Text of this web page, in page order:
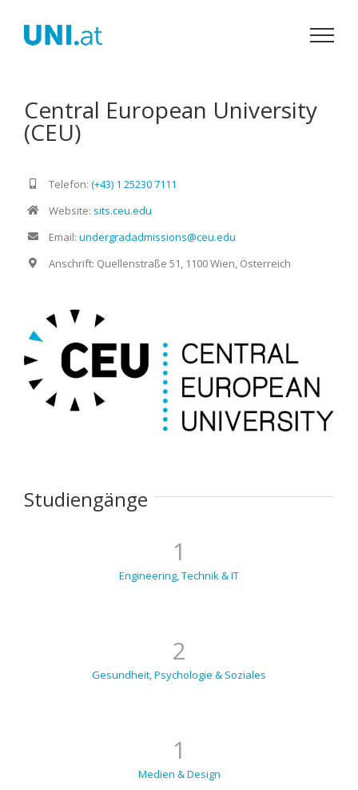
Inhalt
springen
Central European University
(CEU)
Telefon:(+43) 1 25230 7111
Website: sits.ceu.edu
Email:undergradadmissions@ceu.edu
Anschrift: Quellenstraße 51, 1100 Wien, Österreich
Studiengänge
1
Engineering, Technik & IT
2
Gesundheit, Psychologie & Soziales
1
Medien & Design